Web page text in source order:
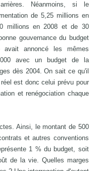
Néanmoins, si le
de 5,25 millions en
millions en 2008 et de 30
gouvernance du budget
avait annoncé les mêmes
avec un budget de la
dès 2004. On sait ce qu'il
est donc celui prévu pour
et renégociation chaque
Ainsi, le montant de 500
et autres conventions
1 % du budget, soit
de la vie. Quelles marges